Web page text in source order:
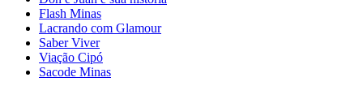
Flash Minas
Lacrando com Glamour
Saber Viver
Viação Cipó
Sacode Minas